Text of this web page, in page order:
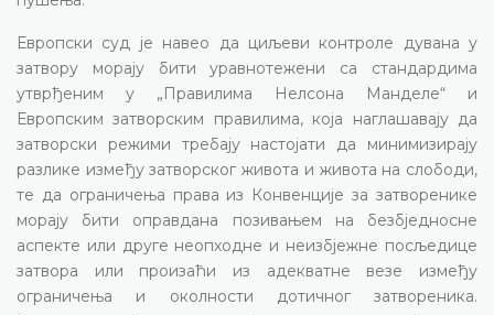
Европски суд је навео да циљеви контроле дувана у
затвору морају бити уравнотежени са стандардима
утврђеним у „Правилима Нелсона Манделе“ и
Европским затворским правилима, која наглашавају да
затворски режими требају настојати да минимизирају
разлике између затворског живота и живота на слободи,
те да ограничења права из Конвенције за затворенике
морају бити оправдана позивањем на безбједносне
аспекте или друге неопходне и неизбјежне посљедице
затвора или произаћи из адекватне везе између
ограничења и околности дотичног затвореника.